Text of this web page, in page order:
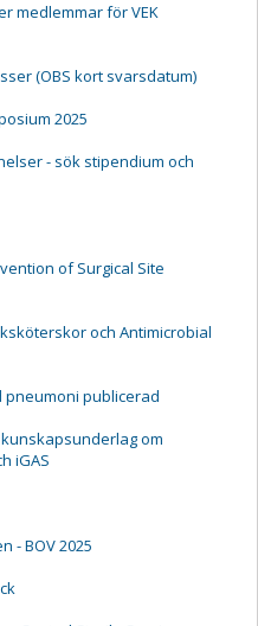
medlemmar för VEK
(OBS kort svarsdatum)
2025
- sök stipendium och
of Surgical Site
och Antimicrobial
publicerad
om
iGAS
- BOV 2025